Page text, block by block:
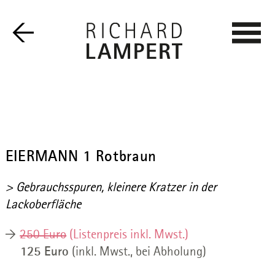
EIERMANN 1 Rotbraun
> Gebrauchsspuren, kleinere Kratzer in der
Lackoberfläche
250 Euro(Listenpreis inkl. Mwst.)
125 Euro (inkl. Mwst., bei Abholung)